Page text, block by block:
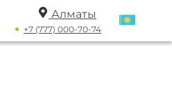
Алматы
+7 (777) 000-70-74